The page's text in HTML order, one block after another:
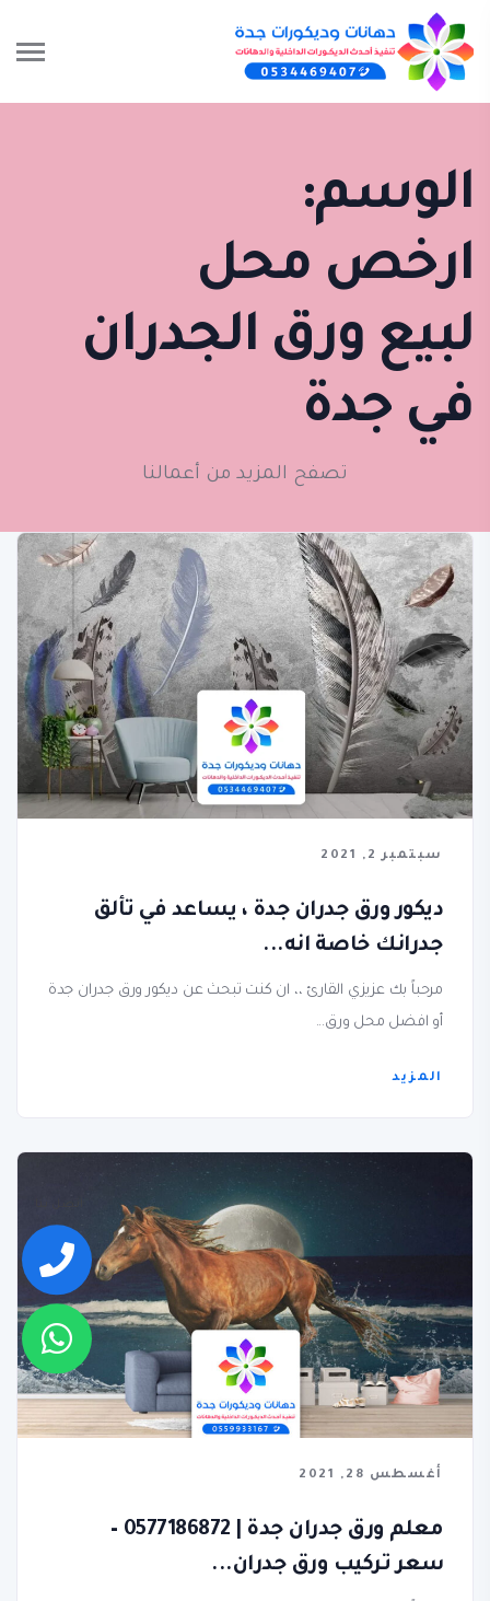
الوسم:
ارخص محل
لبيع ورق الجدران
في جدة
تصفح المزيد من أعمالنا
سبتمبر 2, 2021
ديكور ورق جدران جدة ، يساعد في تألق
جدرانك خاصة انه...
مرحباً بك عزيزي القارئ ،، ان كنت تبحث عن ديكور ورق جدران جدة
أو افضل محل ورق...
المزيد
أغسطس 28, 2021
معلم ورق جدران جدة | 0577186872 –
سعر تركيب ورق جدران...